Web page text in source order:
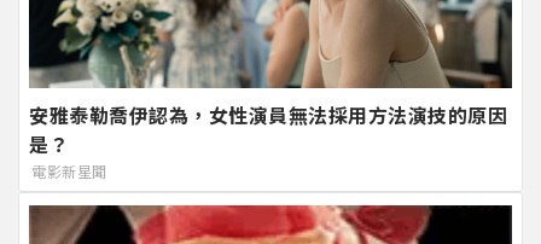
安雅泰勒喬伊認為，女性演員無法採用方法演技的原因
是？
電影新星聞